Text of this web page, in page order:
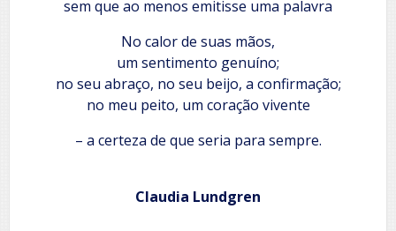
sem que ao menos emitisse uma palavra
No calor de suas mãos,
um sentimento genuíno;
no seu abraço, no seu beijo, a confirmação;
no meu peito, um coração vivente
– a certeza de que seria para sempre.
Claudia Lundgren